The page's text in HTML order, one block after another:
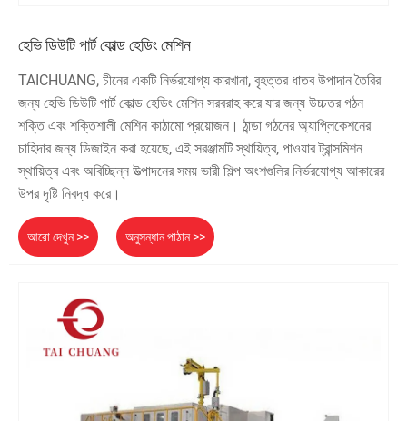
হেভি ডিউটি ​​পার্ট কোল্ড হেডিং মেশিন
TAICHUANG, চীনের একটি নির্ভরযোগ্য কারখানা, বৃহত্তর ধাতব উপাদান তৈরির
জন্য হেভি ডিউটি ​​পার্ট কোল্ড হেডিং মেশিন সরবরাহ করে যার জন্য উচ্চতর গঠন
শক্তি এবং শক্তিশালী মেশিন কাঠামো প্রয়োজন। ঠান্ডা গঠনের অ্যাপ্লিকেশনের
চাহিদার জন্য ডিজাইন করা হয়েছে, এই সরঞ্জামটি স্থায়িত্ব, পাওয়ার ট্রান্সমিশন
স্থায়িত্ব এবং অবিচ্ছিন্ন উত্পাদনের সময় ভারী শিল্প অংশগুলির নির্ভরযোগ্য আকারের
উপর দৃষ্টি নিবদ্ধ করে।
আরো দেখুন >> অনুসন্ধান পাঠান >>